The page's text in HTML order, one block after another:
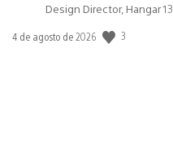
Design Director, Hangar 13
Fecha
4 de agosto de 2026 3